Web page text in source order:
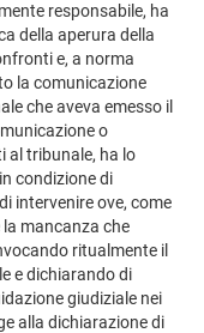
responsabile, ha
della aperura della
e, a norma
la comunicazione
che aveva emesso il
o
al tribunale, ha lo
condizione di
intervenire ove, come
la mancanza che
ritualmente il
e dichiarando di
giudiziale nei
alla dichiarazione di